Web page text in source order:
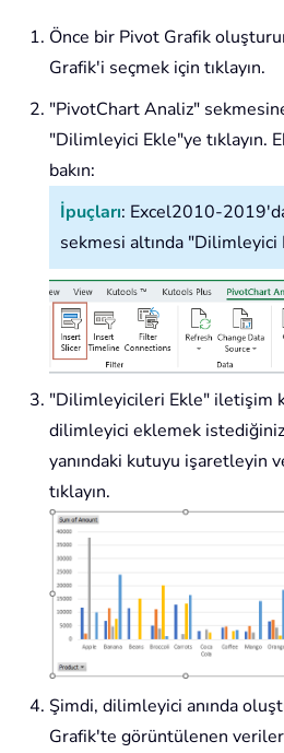
Önce bir Pivot Grafik
Grafik'i seçmek için tıklayın.
"PivotChart Analiz"
"Dilimleyici Ekle"ye tıklayın.
bakın:
İpuçları: Excel2010-
sekmesi altında "Dilimleyici
"Dilimleyicileri Ekle" iletişim
dilimleyici eklemek istediğiniz
yanındaki kutuyu işaretleyin
tıklayın.
Şimdi, dilimleyici anında
Grafik'te görüntülenen